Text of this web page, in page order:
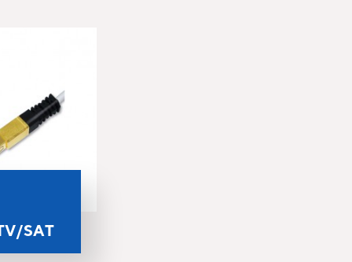
SAT